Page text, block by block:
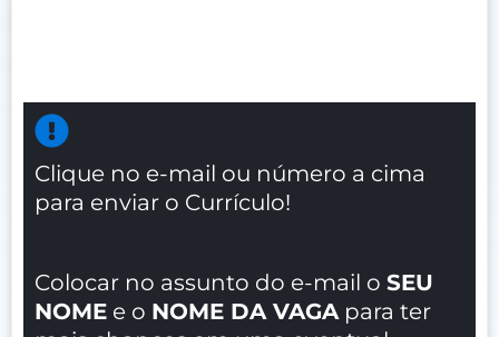
Clique no e-mail ou número a cima
para enviar o Currículo!
Colocar no assunto do e-mail o SEU
NOME e o NOME DA VAGA para ter